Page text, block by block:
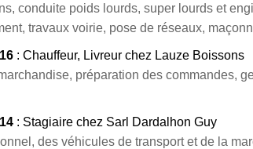
conduite poids lourds, super lourds et
travaux voirie, pose de réseaux,
: Chauffeur, Livreur chez Lauze Boissons
préparation des commandes,
: Stagiaire chez Sarl Dardalhon Guy
des véhicules de transport et de la